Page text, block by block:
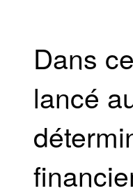
Dans
lancé